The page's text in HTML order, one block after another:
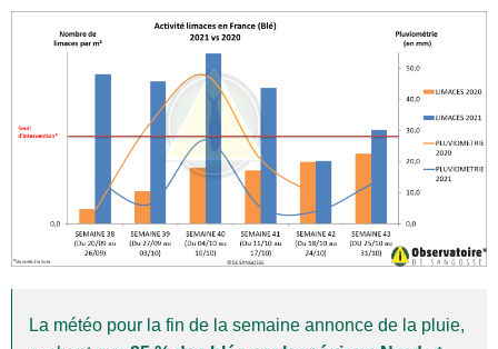
La météo pour la fin de la semaine annonce de la pluie,